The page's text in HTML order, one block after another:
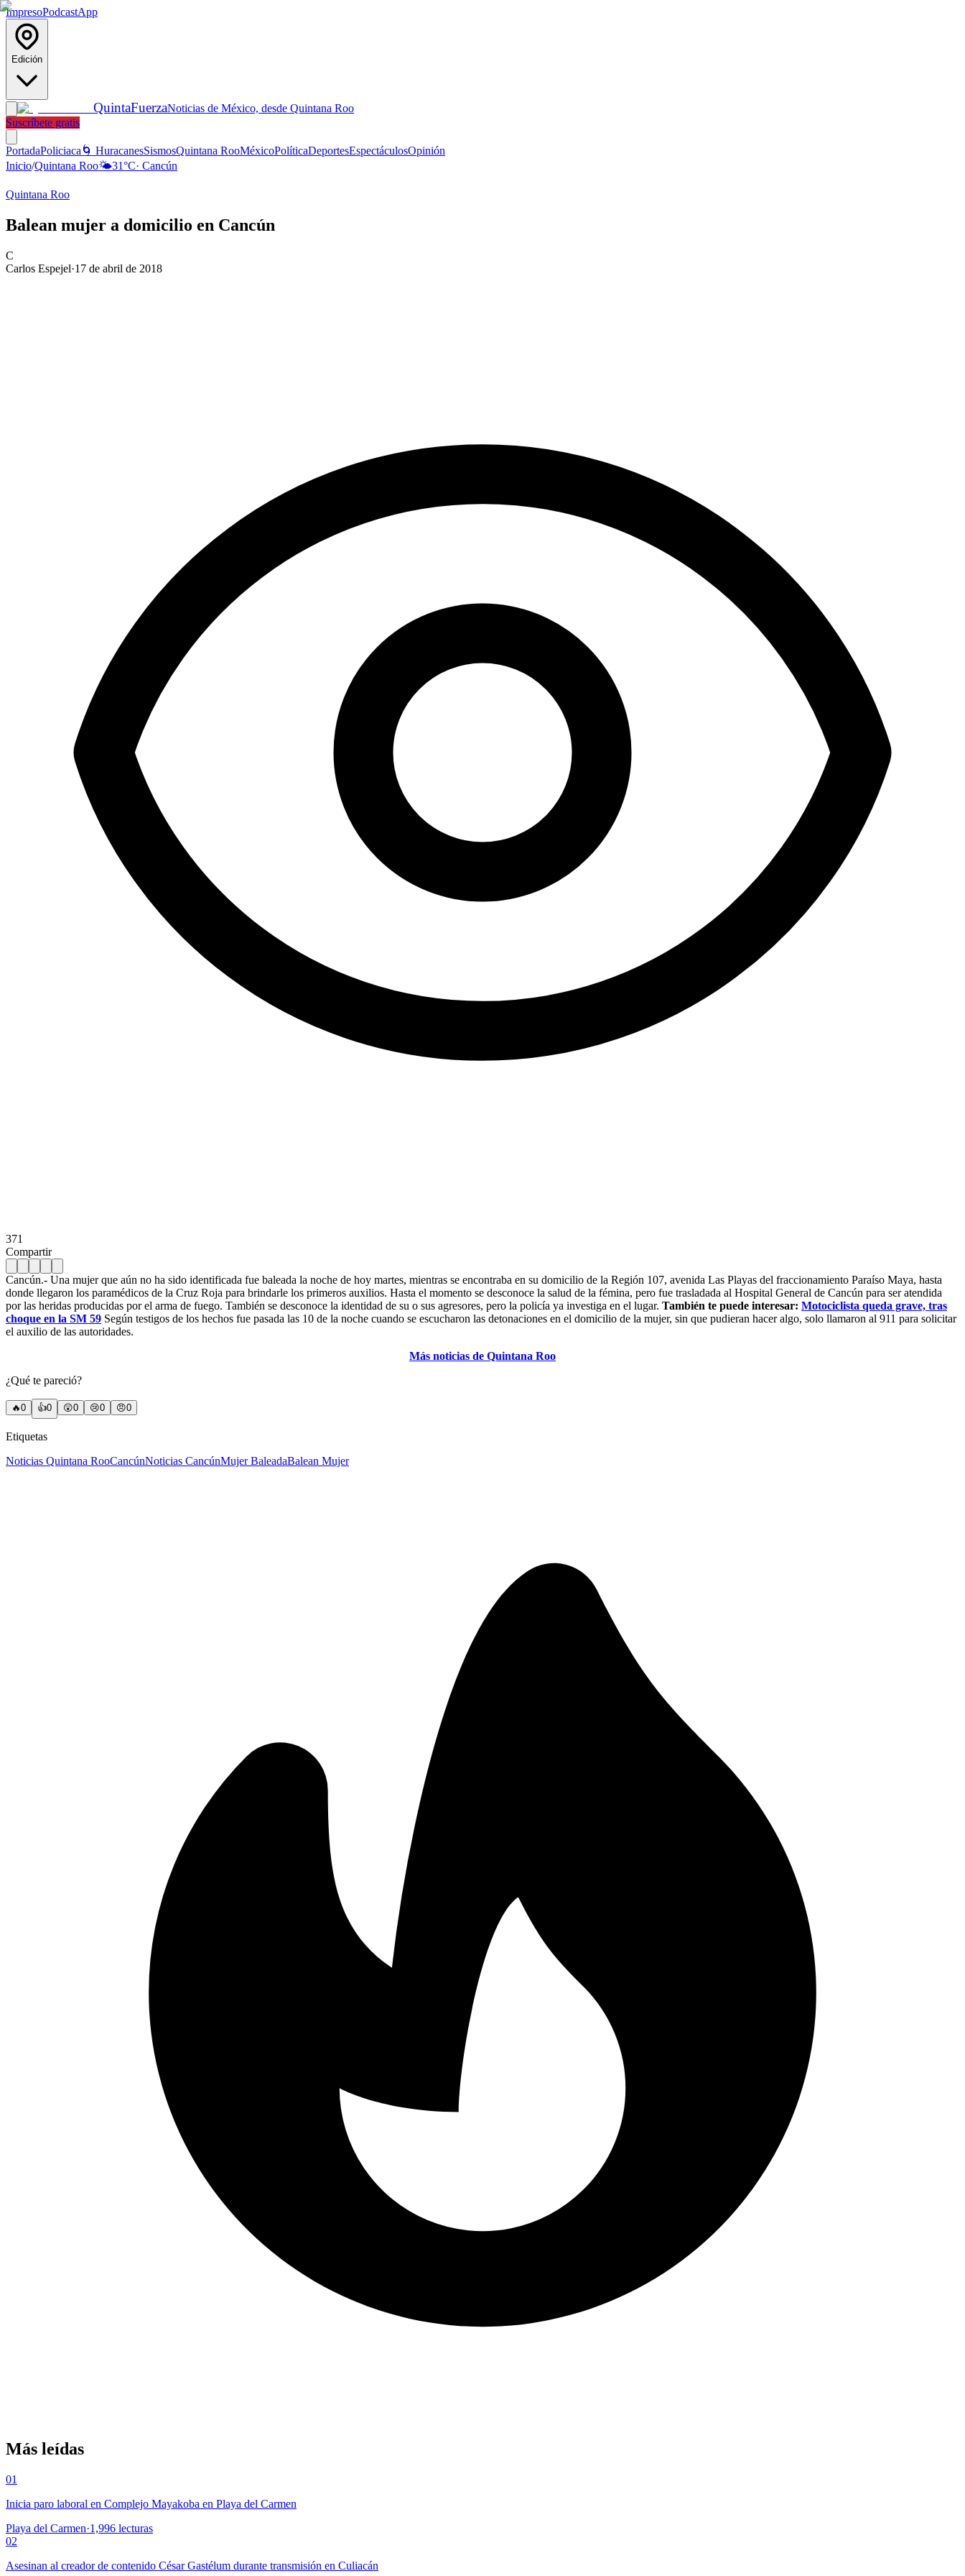
ImpresoPodcastApp
Edición
QuintaFuerzaNoticias de México, desde Quintana Roo
Suscríbete gratis
PortadaPoliciaca 🌀 HuracanesSismosQuintana RooMéxicoPolíticaDeportesEspectáculosOpinión
Inicio/Quintana Roo🌤️31°C· Cancún
Quintana Roo
Balean mujer a domicilio en Cancún
C
Carlos Espejel·17 de abril de 2018
371
Compartir
Cancún.- Una mujer que aún no ha sido identificada fue baleada la noche de hoy martes, mientras se encontraba en su domicilio de la Región 107, avenida Las Playas del fraccionamiento Paraíso Maya, hasta
donde llegaron los paramédicos de la Cruz Roja para brindarle los primeros auxilios. Hasta el momento se desconoce la salud de la fémina, pero fue trasladada al Hospital General de Cancún para ser atendida
por las heridas producidas por el arma de fuego. También se desconoce la identidad de su o sus agresores, pero la policía ya investiga en el lugar. También te puede interesar: Motociclista queda grave, tras
choque en la SM 59 Según testigos de los hechos fue pasada las 10 de la noche cuando se escucharon las detonaciones en el domicilio de la mujer, sin que pudieran hacer algo, solo llamaron al 911 para solicitar
el auxilio de las autoridades.
Más noticias de Quintana Roo
¿Qué te pareció?
🔥0 👍0 😲0 😢0 😠0
Etiquetas
Noticias Quintana RooCancúnNoticias CancúnMujer BaleadaBalean Mujer
Más leídas
01
Inicia paro laboral en Complejo Mayakoba en Playa del Carmen
Playa del Carmen·1,996 lecturas
02
Asesinan al creador de contenido César Gastélum durante transmisión en Culiacán